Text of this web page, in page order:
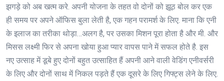
झगड़े को अब खत्म करे. अपनी योजना के तहत वो दोनों को झूठ बोल कर एक
ही समय पर अपने ऑफिस बुला लेती है, एक गहन परामर्श के लिए. माना कि एनी
के इलाज का तरीका थोड़ा…अलग है, पर उसका मिशन पूरा होता है और मी. और
मिसस लक्ष्मी फिर से अपना खोया हुआ प्यार वापस पाने में सफल होते है. इस
नए उत्साह में डूबे हुए दोनों बहुत उत्साहित हैं अपनी आने वाली वेडिंग एनीवर्सरी
के लिए और दोनों साथ में निकल पड़ते हैं एक दूसरे के लिए गिफ्ट्स लेने के लिए.